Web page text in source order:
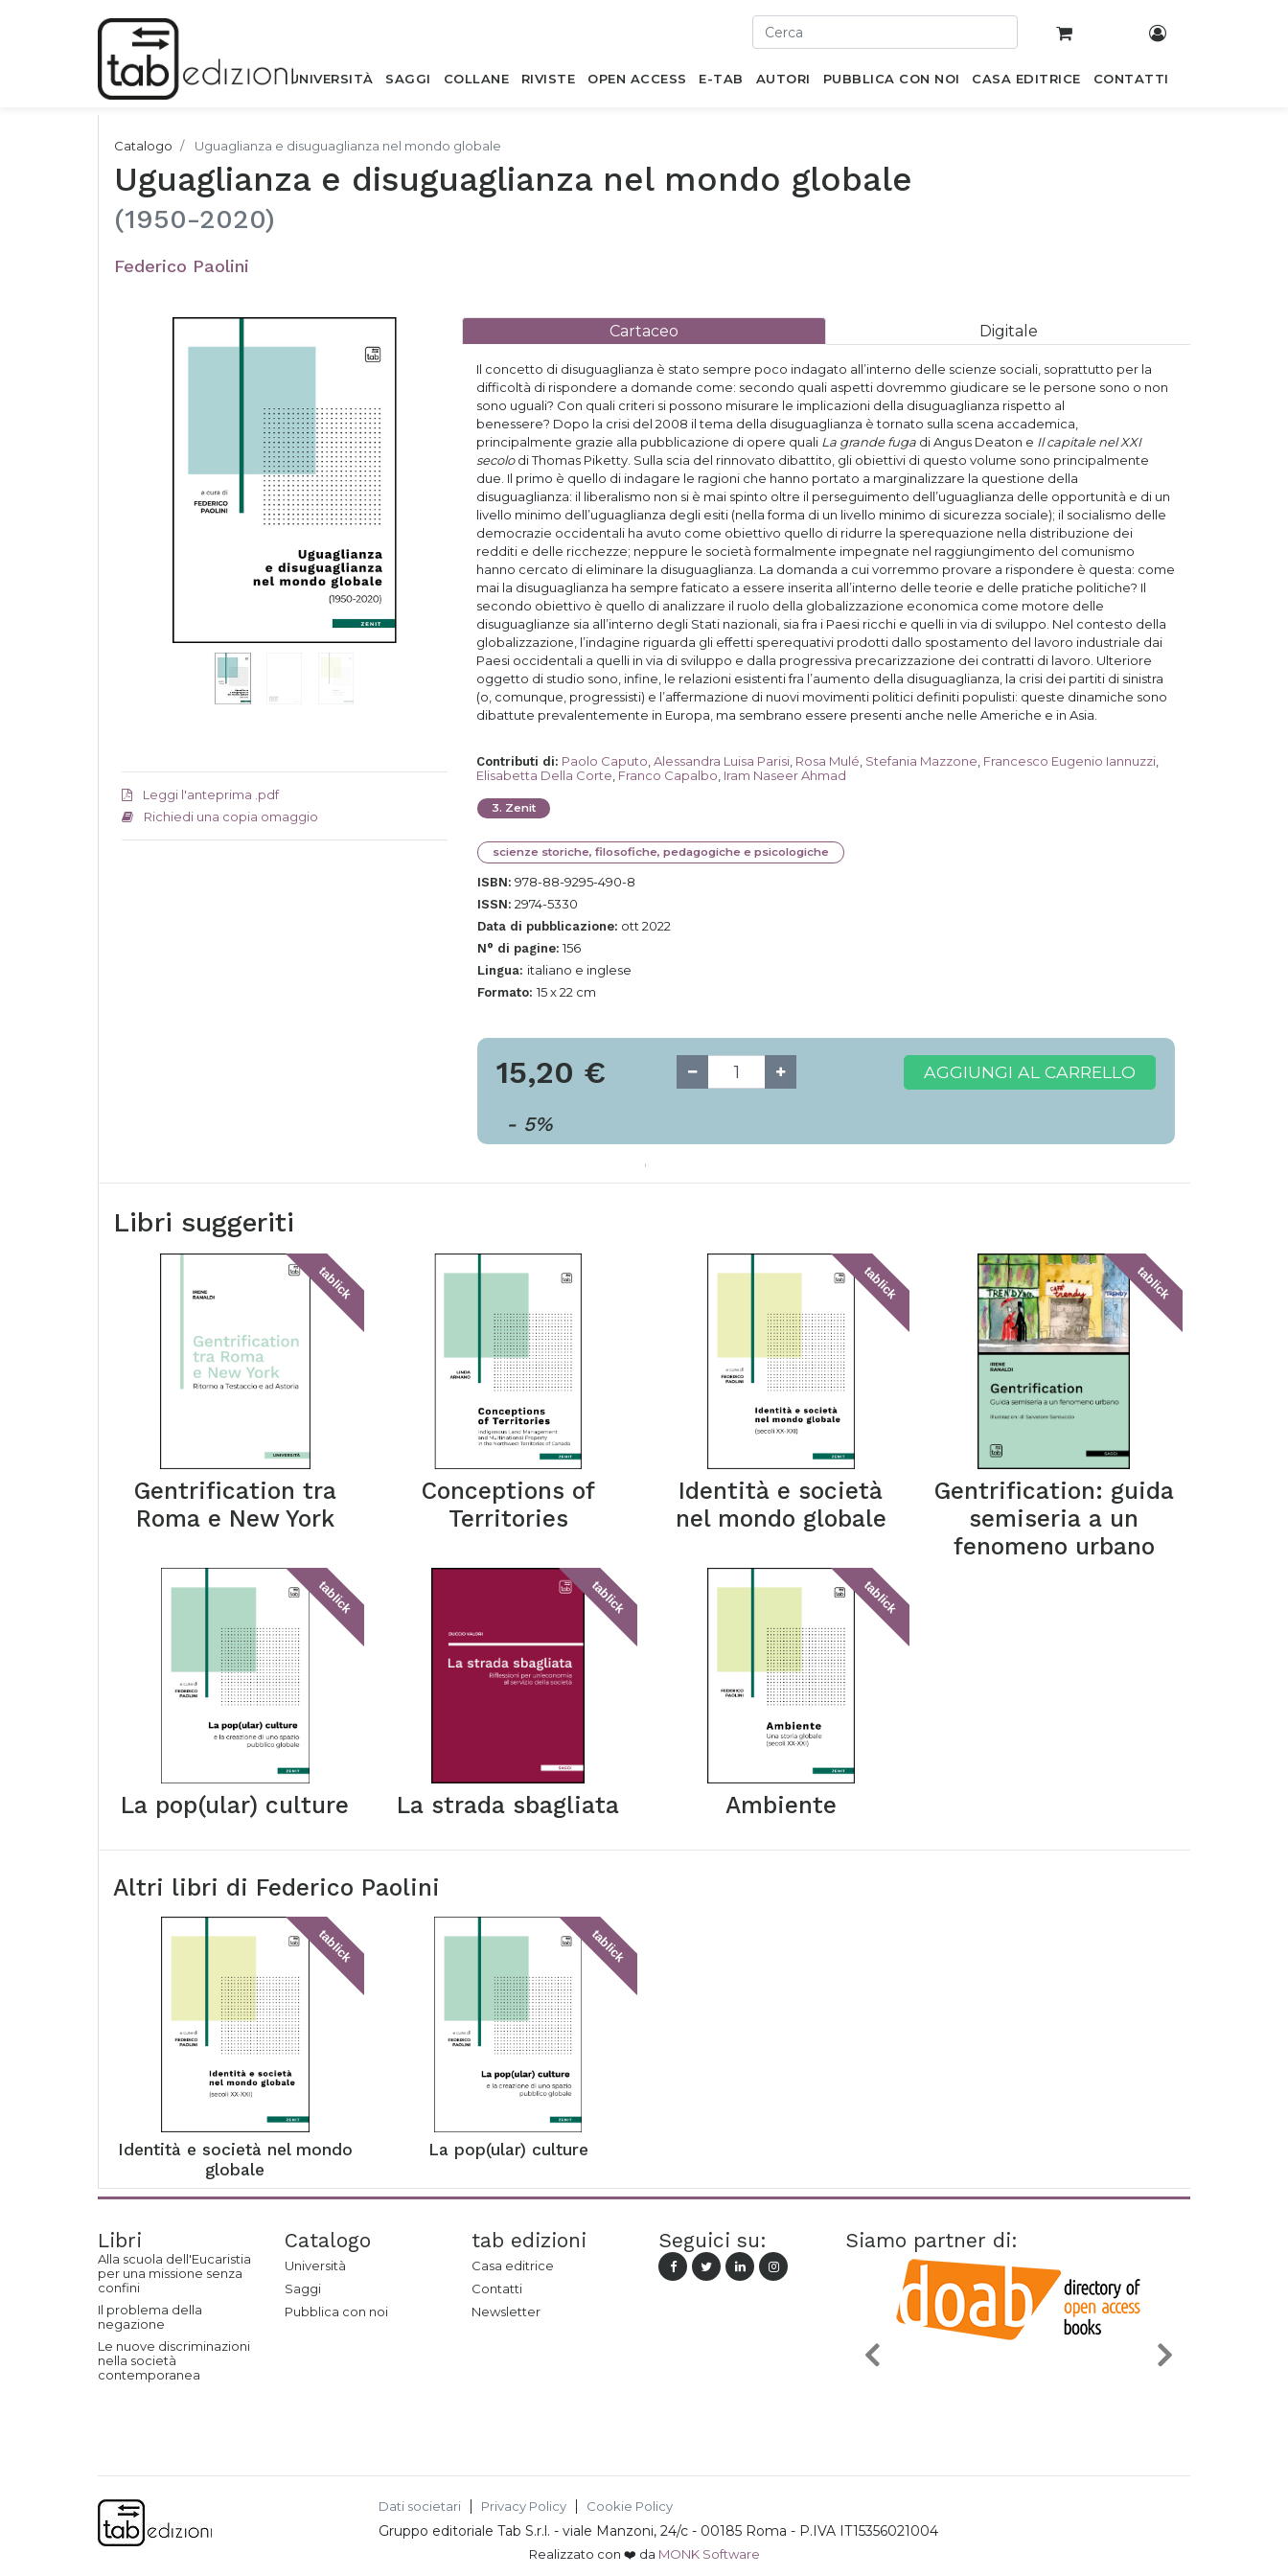
UNIVERSITÀ SAGGI COLLANE RIVISTE OPEN ACCESS E-TAB AUTORI PUBBLICA CON NOI CASA EDITRICE CONTATTI
Catalogo Uguaglianza e disuguaglianza nel mondo globale
Uguaglianza e disuguaglianza nel mondo globale
(1950-2020)
Federico Paolini
Leggi l'anteprima .pdf
Richiedi una copia omaggio
Cartaceo Digitale
Il concetto di disuguaglianza è stato sempre poco indagato all’interno delle scienze sociali, soprattutto per la
difficoltà di rispondere a domande come: secondo quali aspetti dovremmo giudicare se le persone sono o non
sono uguali? Con quali criteri si possono misurare le implicazioni della disuguaglianza rispetto al
benessere? Dopo la crisi del 2008 il tema della disuguaglianza è tornato sulla scena accademica,
principalmente grazie alla pubblicazione di opere quali La grande fuga di Angus Deaton e Il capitale nel XXI
secolodi Thomas Piketty. Sulla scia del rinnovato dibattito, gli obiettivi di questo volume sono principalmente
due. Il primo è quello di indagare le ragioni che hanno portato a marginalizzare la questione della
disuguaglianza: il liberalismo non si è mai spinto oltre il perseguimento dell’uguaglianza delle opportunità e di un
livello minimo dell’uguaglianza degli esiti (nella forma di un livello minimo di sicurezza sociale); il socialismo delle
democrazie occidentali ha avuto come obiettivo quello di ridurre la sperequazione nella distribuzione dei
redditi e delle ricchezze; neppure le società formalmente impegnate nel raggiungimento del comunismo
hanno cercato di eliminare la disuguaglianza. La domanda a cui vorremmo provare a rispondere è questa: come
mai la disuguaglianza ha sempre faticato a essere inserita all’interno delle teorie e delle pratiche politiche? Il
secondo obiettivo è quello di analizzare il ruolo della globalizzazione economica come motore delle
disuguaglianze sia all’interno degli Stati nazionali, sia fra i Paesi ricchi e quelli in via di sviluppo. Nel contesto della
globalizzazione, l’indagine riguarda gli effetti sperequativi prodotti dallo spostamento del lavoro industriale dai
Paesi occidentali a quelli in via di sviluppo e dalla progressiva precarizzazione dei contratti di lavoro. Ulteriore
oggetto di studio sono, infine, le relazioni esistenti fra l’aumento della disuguaglianza, la crisi dei partiti di sinistra
(o, comunque, progressisti) e l’affermazione di nuovi movimenti politici definiti populisti: queste dinamiche sono
dibattute prevalentemente in Europa, ma sembrano essere presenti anche nelle Americhe e in Asia.
Contributi di: Paolo Caputo Alessandra Luisa Parisi Rosa Mulé Stefania Mazzone Francesco Eugenio Iannuzzi
Elisabetta Della Corte Franco Capalbo Iram Naseer Ahmad
3. Zenit
scienze storiche, filosofiche, pedagogiche e psicologiche
ISBN: 978-88-9295-490-8
ISSN: 2974-5330
Data di pubblicazione: ott 2022
N° di pagine: 156
Lingua: italiano e inglese
Formato: 15 x 22 cm
15,20 €
- 5%
AGGIUNGI AL CARRELLO
Libri suggeriti
tablick
Gentrification tra
Roma e New York
Conceptions of
Territories
tablick
Identità e società
nel mondo globale
tablick
Gentrification: guida
semiseria a un
fenomeno urbano
tablick
La pop(ular) culture
tablick
La strada sbagliata
tablick
Ambiente
Altri libri di Federico Paolini
tablick
Identità e società nel mondo
globale
tablick
La pop(ular) culture
Libri
Alla scuola dell'Eucaristia
per una missione senza
confini
Il problema della
negazione
Le nuove discriminazioni
nella società
contemporanea
Catalogo
Università
Saggi
Pubblica con noi
tab edizioni
Casa editrice
Contatti
Newsletter
Seguici su: Siamo partner di:
Dati societari Privacy Policy Cookie Policy
Gruppo editoriale Tab S.r.l. - viale Manzoni, 24/c - 00185 Roma - P.IVA IT15356021004
Realizzato con ❤️ da MONK Software